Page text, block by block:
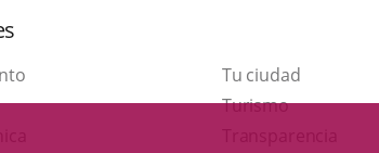
Tu ciudad
TurismoThis